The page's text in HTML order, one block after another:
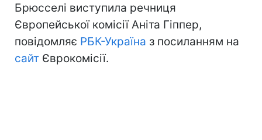
Брюсселі виступила речниця
Європейської комісії Аніта Гіппер,
повідомляє РБК-Україна з посиланням на
сайт Єврокомісії.